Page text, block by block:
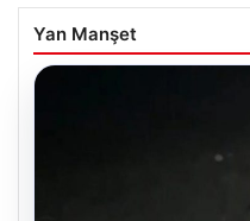
Yan Manşet